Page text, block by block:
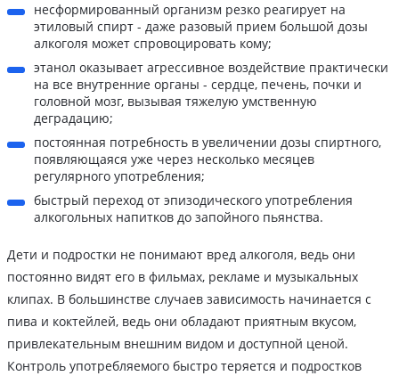
несформированный организм резко реагирует на
этиловый спирт - даже разовый прием большой дозы
алкоголя может спровоцировать кому;
этанол оказывает агрессивное воздействие практически
на все внутренние органы - сердце, печень, почки и
головной мозг, вызывая тяжелую умственную
деградацию;
постоянная потребность в увеличении дозы спиртного,
появляющаяся уже через несколько месяцев
регулярного употребления;
быстрый переход от эпизодического употребления
алкогольных напитков до запойного пьянства.
Дети и подростки не понимают вред алкоголя, ведь они
постоянно видят его в фильмах, рекламе и музыкальных
клипах. В большинстве случаев зависимость начинается с
пива и коктейлей, ведь они обладают приятным вкусом,
привлекательным внешним видом и доступной ценой.
Контроль употребляемого быстро теряется и подростков